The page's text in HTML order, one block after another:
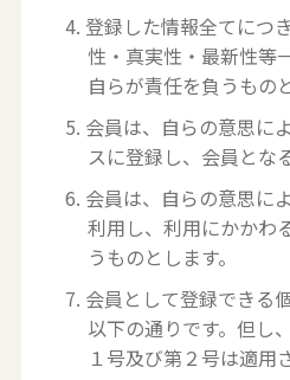
4. 登録した情報全てにつ
性・真実性・最新性等
自らが責任を負うもの
5. 会員は、自らの意思に
スに登録し、会員とな
6. 会員は、自らの意思に
利用し、利用にかかわ
うものとします。
7. 会員として登録できる
以下の通りです。但し
１号及び第２号は適用